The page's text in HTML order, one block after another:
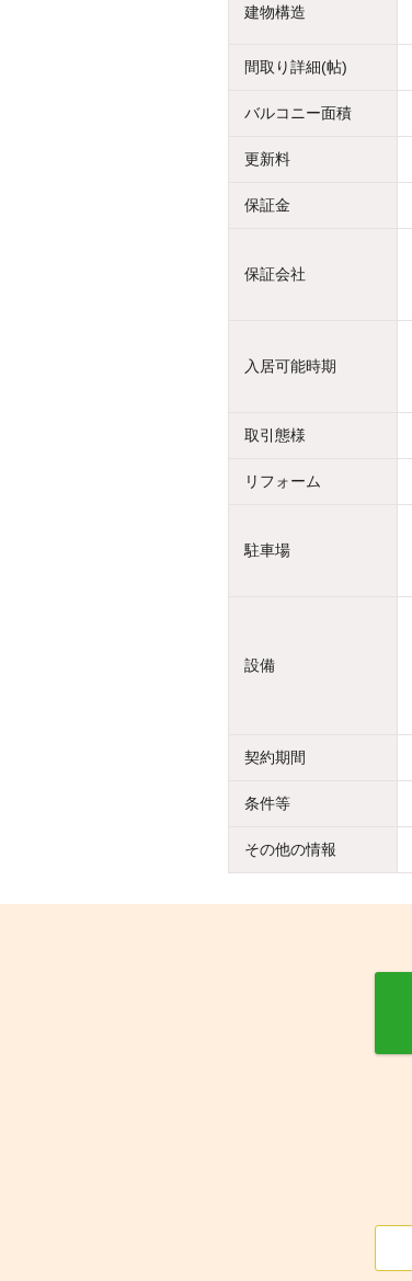
建物構造
間取り詳細(帖)
バルコニー面積
更新料
保証金
保証会社
入居可能時期
取引態様
リフォーム
駐車場
設備
契約期間
条件等
その他の情報